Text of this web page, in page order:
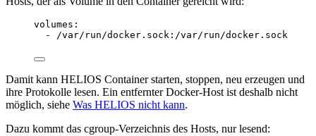
volumes :
-
/var/run/docker.sock:/var/run/docker.sock
Damit kann HELIOS Container starten, stoppen, neu erzeugen und
ihre Protokolle lesen. Ein entfernter Docker-Host ist deshalb nicht
möglich, siehe Was HELIOS nicht kann.
Dazu kommt das cgroup-Verzeichnis des Hosts, nur lesend: